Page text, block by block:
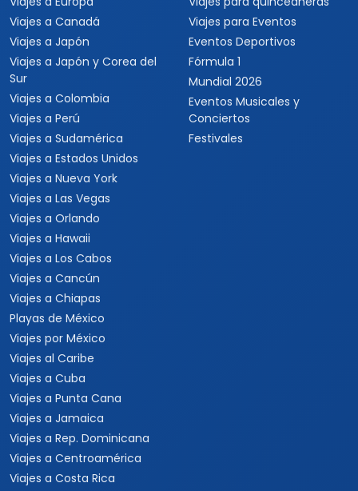
Viajar es para todos
Catálogo popular
Viajes a Europa
Viajes a Canadá
Viajes a Japón
Viajes a Japón y Corea del
Sur
Viajes a Colombia
Viajes a Perú
Viajes a Sudamérica
Viajes a Estados Unidos
Viajes a Nueva York
Viajes a Las Vegas
Viajes a Orlando
Viajes a Hawaii
Viajes a Los Cabos
Viajes a Cancún
Viajes a Chiapas
Playas de México
Viajes por México
Viajes al Caribe
Tipos de viaje
Viajes para quinceaneras
Viajes para Eventos